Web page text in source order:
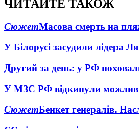
ЧИТАЙТЕ ТАКОЖ
СюжетМасова смерть на
У Білорусі засудили лідера
Другий за день: у РФ
У МЗС РФ відкинули
СюжетБенкет генералів.